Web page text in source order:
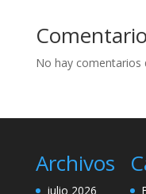
No hay comentarios
Archivos
julio 2026